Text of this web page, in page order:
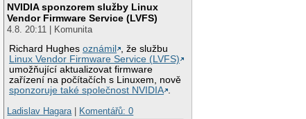
NVIDIA sponzorem služby Linux
Vendor Firmware Service (LVFS)
4.8. 20:11 | Komunita
Richard Hughesoznámil
, že službu
Linux Vendor Firmware Service (LVFS)
umožňující aktualizovat firmware
zařízení na počítačích s Linuxem, nově
sponzoruje také společnost NVIDIA .
Ladislav Hagara| Komentářů: 0